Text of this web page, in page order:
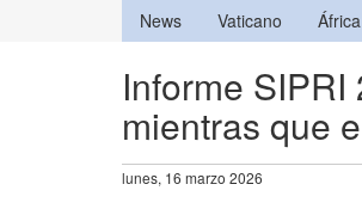
News Vaticano África
Informe
mientras que
lunes, 16 marzo 2026